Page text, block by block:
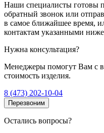
Наши специалисты готовы
обратный звонок или
в самое ближайшее время,
контактам указанными
Нужна консультация?
Менеджеры помогут Вам с
стоимость изделия.
8 (473) 202-10-04
Перезвоним
Остались вопросы?